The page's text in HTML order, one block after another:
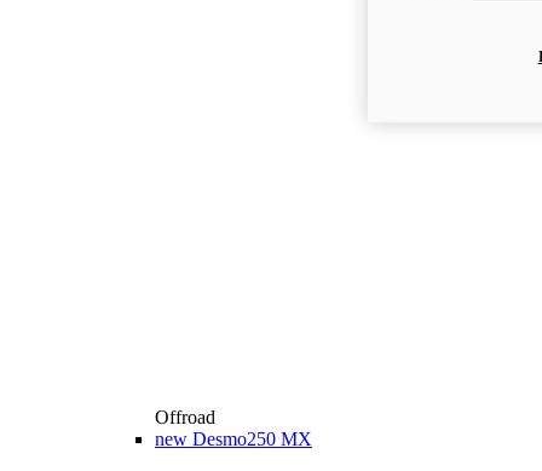
Offroad
new Desmo250 MX